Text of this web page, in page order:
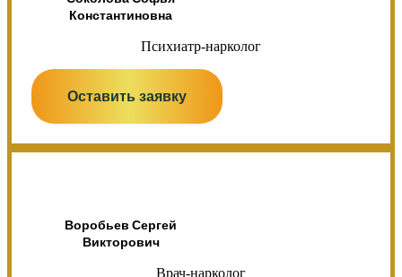
Константиновна
Психиатр-нарколог
Оставить заявку
Воробьев Сергей
Викторович
Врач-нарколог